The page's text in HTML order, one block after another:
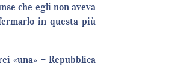
che egli non aveva
in questa più
«una» – Repubblica